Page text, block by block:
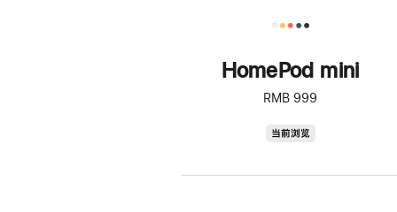
HomePod mini
RMB 999
当前浏览